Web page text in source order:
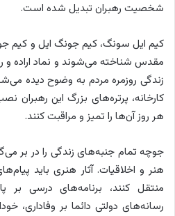
شخصیت رهبران تبدیل شده است.
کیم ایل سونگ، کیم جونگ ایل و کیم
مقدس شناخته می‌شوند و نماد اراده
زندگی روزمره مردم به وضوح دیده
کارخانه، پرتره‌های بزرگ این
هر روز آن‌ها را تمیز و مراقبت کنند.
جوچه تمام جنبه‌های زندگی را در بر
هنر و اخلاقیات. آثار هنری باید
منتقل کنند، برنامه‌های درسی بر
رسانه‌های دولتی دائما بر وفاداری،